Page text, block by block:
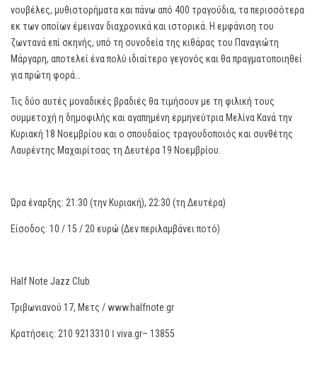
νουβέλες, μυθιστορήματα και πάνω από 400 τραγούδια, τα περισσότερα
εκ των οποίων έμειναν διαχρονικά και ιστορικά. Η εμφάνιση του
ζωντανά επί σκηνής, υπό τη συνοδεία της κιθάρας του Παναγιώτη
Μάργαρη, αποτελεί ένα πολύ ιδιαίτερο γεγονός και θα πραγματοποιηθεί
για πρώτη φορά…
Τις δύο αυτές μοναδικές βραδιές θα τιμήσουν με τη φιλική τους
συμμετοχή η δημοφιλής και αγαπημένη ερμηνεύτρια Μελίνα Κανά την
Κυριακή 18 Νοεμβρίου και ο σπουδαίος τραγουδοποιός και συνθέτης
Λαυρέντης Μαχαιρίτσας τη Δευτέρα 19 Νοεμβρίου.
Ώρα έναρξης: 21:30 (την Κυριακή), 22:30 (τη Δευτέρα)
Είσοδος: 10 / 15 / 20 ευρώ (Δεν περιλαμβάνει ποτό)
Half Note Jazz Club
Τριβωνιανού 17, Μετς / www.halfnote.gr
Κρατήσεις: 210 9213310 ǀ viva.gr– 13855